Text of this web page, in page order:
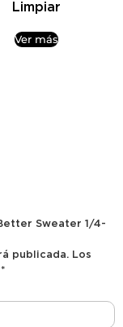
Limpiar
Ver más
Sweater 1/4-
publicada. Los
*